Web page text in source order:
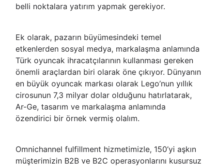
belli noktalara yatırım yapmak gerekiyor.
Ek olarak, pazarın büyümesindeki temel
etkenlerden sosyal medya, markalaşma anlamında
Türk oyuncak ihracatçılarının kullanması gereken
önemli araçlardan biri olarak öne çıkıyor. Dünyanın
en büyük oyuncak markası olarak Lego’nun yıllık
cirosunun 7,3 milyar dolar olduğunu hatırlatarak,
Ar-Ge, tasarım ve markalaşma anlamında
özendirici bir örnek vermiş olalım.
Omnichannel fulfillment hizmetimizle, 150’yi aşkın
müşterimizin B2B ve B2C operasyonlarını kusursuz